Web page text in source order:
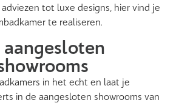
adviezen tot luxe designs, hier vind je
te realiseren.
aangesloten
in het echt en laat je
in de aangesloten showrooms van